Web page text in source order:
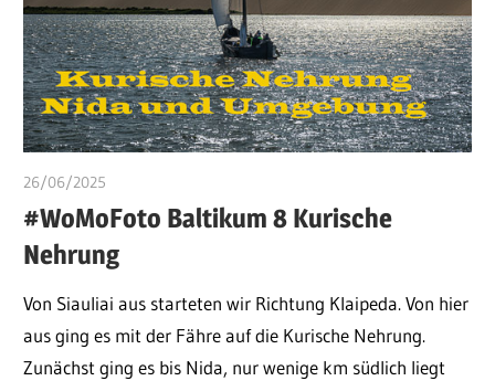
26/06/2025
#WoMoFoto Baltikum 8 Kurische
Nehrung
Von Siauliai aus starteten wir Richtung Klaipeda. Von hier
aus ging es mit der Fähre auf die Kurische Nehrung.
Zunächst ging es bis Nida, nur wenige km südlich liegt